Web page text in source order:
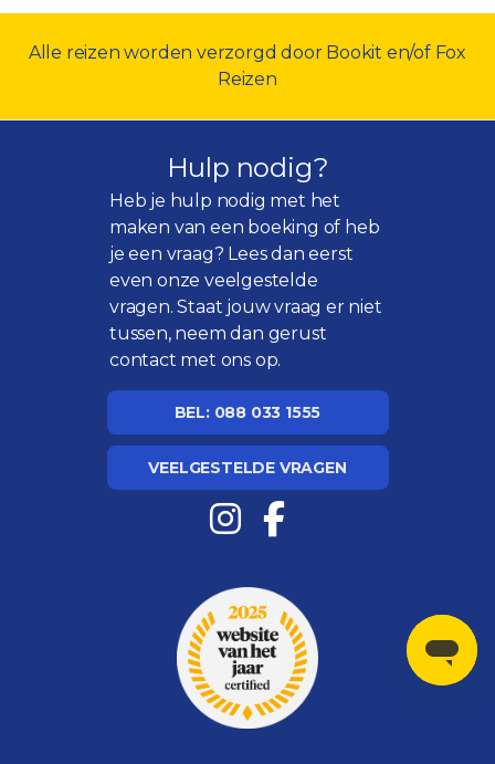
Alle reizen worden verzorgd door Bookit en/of Fox
Reizen
Hulp nodig?
Heb je hulp nodig met het
maken van een boeking of heb
je een vraag? Lees dan eerst
even onzeveelgestelde
vragen. Staat jouw vraag er niet
tussen, neem dan gerust
contact met ons op.
BEL: 088 033 1555
VEELGESTELDE VRAGEN